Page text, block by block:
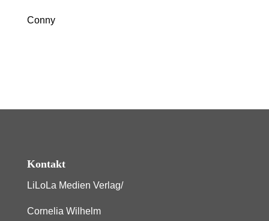
Conny
Kontakt
LiLoLa Medien Verlag/
Cornelia Wilhelm